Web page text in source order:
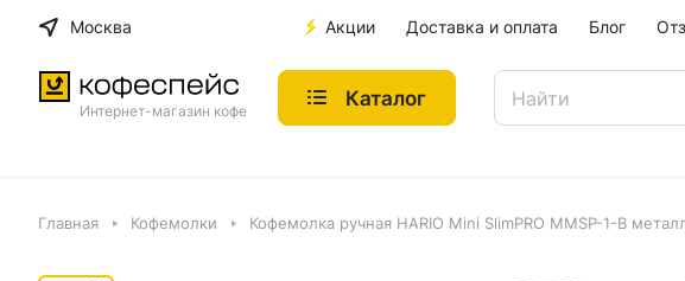
Москва Акции Доставка и оплата Блог
Интернет-магазин кофе
Каталог
Главная Кофемолки Кофемолка ручная HARIO Mini SlimPRO MMSP-1-B